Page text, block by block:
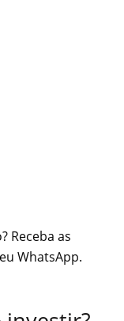
Receba as
WhatsApp.